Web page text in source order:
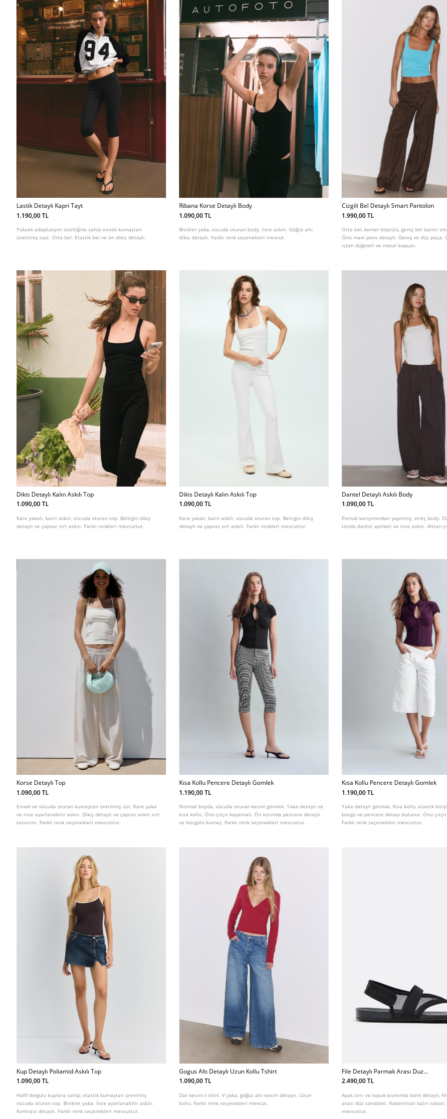
Lastik Detaylı Kapri Tayt
1.190,00 TL
Yüksek adaptasyon özelliğine sahip esnek kumaştan
üretilmiş tayt. Orta bel. Elastik bel ve ön dikiş detaylı.
Ribana Korse Detaylı Body
1.090,00 TL
Bisiklet yaka, vücuda oturan body. İnce askılı. Göğüs altı
dikiş detaylı. Farklı renk seçenekleri mevcut.
Cizgili Bel Detaylı Smart Pantolon
1.990,00 TL
Orta bel, kemer köprülü, geniş bel bantlı
Önü maxi pens detaylı. Geniş ve düz paça.
içten düğmeli ve metal kopçalı.
Dikis Detaylı Kalın Askılı Top
1.090,00 TL
Kare yakalı, kalın askılı, vücuda oturan top. Belirgin dikiş
detaylı ve çapraz sırt askılı. Farklı renkleri mevcuttur.
Dikis Detaylı Kalın Askılı Top
1.090,00 TL
Kare yakalı, kalın askılı, vücuda oturan top. Belirgin dikiş
detaylı ve çapraz sırt askılı. Farklı renkleri mevcuttur.
Dantel Detaylı Askılı Body
1.090,00 TL
Pamuk karışımından yapılmış, streç body.
tonda dantel aplikeli ve ince askılı. Alttan
Korse Detaylı Top
1.090,00 TL
Esnek ve vücuda oturan kumaştan üretilmiş üst. Kare yaka
ve ince ayarlanabilir askılı. Dikiş detaylı ve çapraz askılı sırt
tasarımı. Farklı renk seçenekleri mevcuttur.
Kısa Kollu Pencere Detaylı Gomlek
1.190,00 TL
Normal boyda, vücuda oturan kesim gömlek. Yaka detaylı ve
kısa kollu. Önü çıtçıt kapamalı. Ön kısımda pencere detaylı
ve büzgülü kumaş. Farklı renk seçenekleri mevcuttur.
Kısa Kollu Pencere Detaylı Gomlek
1.190,00 TL
Yaka detaylı gömlek. Kısa kollu, elastik
büzgü ve pencere detayı bulunur. Önü çıtçıt
Farklı renk seçenekleri mevcuttur.
Kup Detaylı Poliamid Askılı Top
1.090,00 TL
Hafif dolgulu kuplara sahip, elastik kumaştan üretilmiş
vücuda oturan top. Bisiklet yaka. İnce ayarlanabilir askılı.
Kontrast detaylı. Farklı renk seçenekleri mevcuttur.
Gogus Altı Detaylı Uzun Kollu Tshirt
1.090,00 TL
Dar kesim t-shirt. V yaka, göğüs altı kesim detaylı. Uzun
kollu. Farklı renk seçenekleri mevcut.
File Detaylı Parmak Arası Duz
Sandalet
2.490,00 TL
Ayak sırtı ve topuk kısmında bant detaylı,
arası düz sandalet. Kabartmalı kalın taban.
mevcuttur.